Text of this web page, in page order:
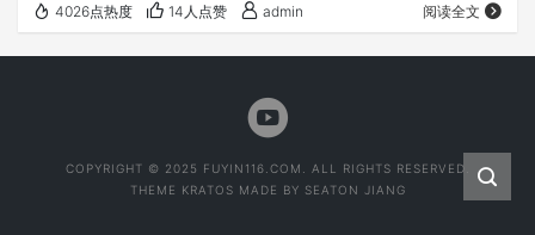
会坚持“信而受洗”的原则，而不是我们目前教会流行的“慕道
班毕业，才能受洗”的模式。 五旬节那天，三千刚领受福音
路旁的水中受洗； 9章是曾逼迫教会的保罗刚一接受基督，
4026点热度 14人点赞 admin 阅读全文
COPYRIGHT © 2025 FUYIN116.COM. ALL RIGHTS RESERVED.
THEME KRATOS MADE BY SEATON JIANG